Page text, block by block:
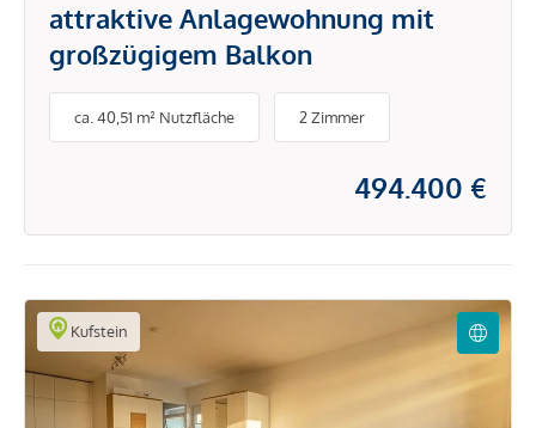
attraktive Anlagewohnung mit
großzügigem Balkon
ca. 40,51 m² Nutzfläche 2 Zimmer
494.400 €
Kufstein